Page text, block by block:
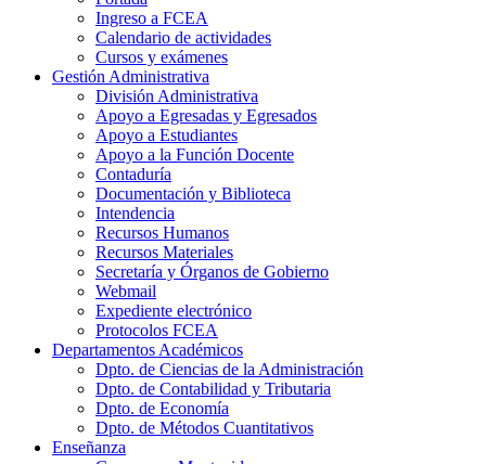
Ingreso a FCEA
Calendario de actividades
Cursos y exámenes
Gestión Administrativa
División Administrativa
Apoyo a Egresadas y Egresados
Apoyo a Estudiantes
Apoyo a la Función Docente
Contaduría
Documentación y Biblioteca
Intendencia
Recursos Humanos
Recursos Materiales
Secretaría y Órganos de Gobierno
Webmail
Expediente electrónico
Protocolos FCEA
Departamentos Académicos
Dpto. de Ciencias de la Administración
Dpto. de Contabilidad y Tributaria
Dpto. de Economía
Dpto. de Métodos Cuantitativos
Enseñanza